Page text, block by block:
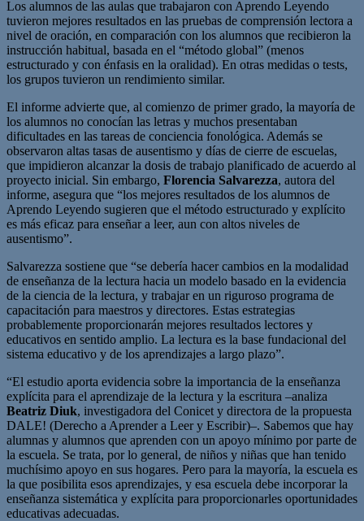
Los alumnos de las aulas que trabajaron con Aprendo Leyendo
tuvieron mejores resultados en las pruebas de comprensión lectora a
nivel de oración, en comparación con los alumnos que recibieron la
instrucción habitual, basada en el “método global” (menos
estructurado y con énfasis en la oralidad). En otras medidas o tests,
los grupos tuvieron un rendimiento similar.
El informe advierte que, al comienzo de primer grado, la mayoría de
los alumnos no conocían las letras y muchos presentaban
dificultades en las tareas de conciencia fonológica. Además se
observaron altas tasas de ausentismo y días de cierre de escuelas,
que impidieron alcanzar la dosis de trabajo planificado de acuerdo al
proyecto inicial. Sin embargo, Florencia Salvarezza, autora del
informe, asegura que “los mejores resultados de los alumnos de
Aprendo Leyendo sugieren que el método estructurado y explícito
es más eficaz para enseñar a leer, aun con altos niveles de
ausentismo”.
Salvarezza sostiene que “se debería hacer cambios en la modalidad
de enseñanza de la lectura hacia un modelo basado en la evidencia
de la ciencia de la lectura, y trabajar en un riguroso programa de
capacitación para maestros y directores. Estas estrategias
probablemente proporcionarán mejores resultados lectores y
educativos en sentido amplio. La lectura es la base fundacional del
sistema educativo y de los aprendizajes a largo plazo”.
“El estudio aporta evidencia sobre la importancia de la enseñanza
explícita para el aprendizaje de la lectura y la escritura –analiza
Beatriz Diuk, investigadora del Conicet y directora de la propuesta
DALE! (Derecho a Aprender a Leer y Escribir)–. Sabemos que hay
alumnas y alumnos que aprenden con un apoyo mínimo por parte de
la escuela. Se trata, por lo general, de niños y niñas que han tenido
muchísimo apoyo en sus hogares. Pero para la mayoría, la escuela es
la que posibilita esos aprendizajes, y esa escuela debe incorporar la
enseñanza sistemática y explícita para proporcionarles oportunidades
educativas adecuadas.